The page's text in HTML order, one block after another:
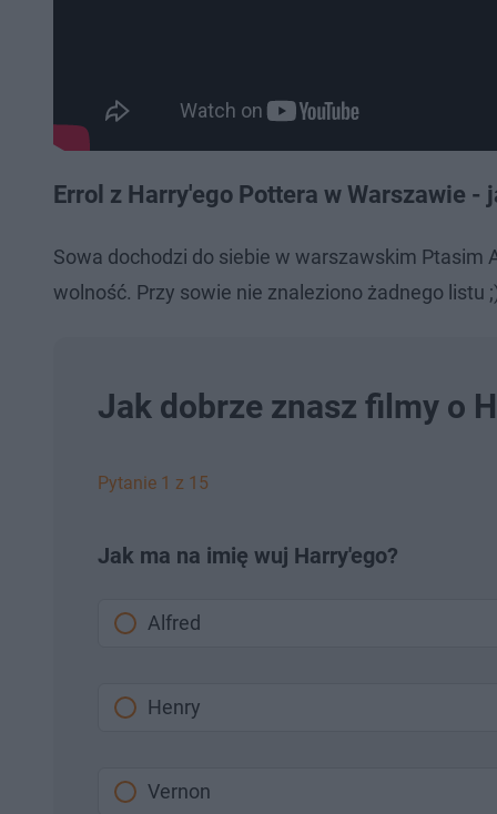
Errol z Harry'ego Pottera w Warszawie -
Sowa dochodzi do siebie w warszawskim Ptasim
wolność. Przy sowie nie znaleziono żadnego listu
Jak dobrze znasz filmy o
Pytanie 1 z 15
Jak ma na imię wuj Harry'ego?
Alfred
Henry
Vernon